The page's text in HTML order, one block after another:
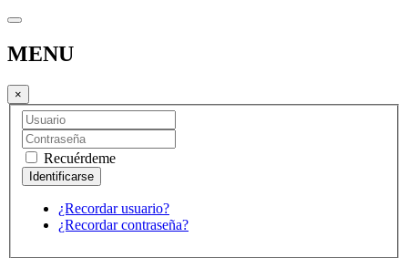
MENU
×
Recuérdeme
¿Recordar usuario?
¿Recordar contraseña?